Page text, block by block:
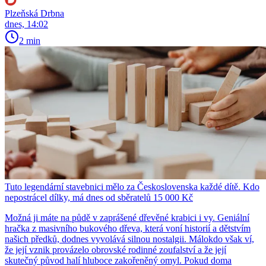
Plzeňská Drbna
dnes, 14:02
2 min
Tuto legendární stavebnici mělo za Československa každé dítě. Kdo
nepostrácel dílky, má dnes od sběratelů 15 000 Kč
Možná ji máte na půdě v zaprášené dřevěné krabici i vy. Geniální
hračka z masivního bukového dřeva, která voní historií a dětstvím
našich předků, dodnes vyvolává silnou nostalgii. Málokdo však ví,
že její vznik provázelo obrovské rodinné zoufalství a že její
skutečný původ halí hluboce zakořeněný omyl. Pokud doma